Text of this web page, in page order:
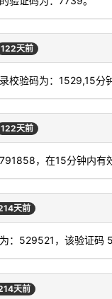
122天前
校验码为：1529,15分
122天前
，在15分钟内有
天前
：529521，该验证码
天前